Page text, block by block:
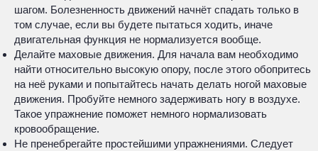
шагом. Болезненность движений начнёт спадать только в
том случае, если вы будете пытаться ходить, иначе
двигательная функция не нормализуется вообще.
Делайте маховые движения. Для начала вам необходимо
найти относительно высокую опору, после этого обопритесь
на неё руками и попытайтесь начать делать ногой маховые
движения. Пробуйте немного задерживать ногу в воздухе.
Такое упражнение поможет немного нормализовать
кровообращение.
Не пренебрегайте простейшими упражнениями. Следует